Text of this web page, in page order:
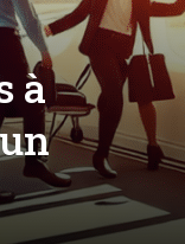
à